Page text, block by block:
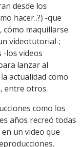
desde los
hacer..?) -que
cómo maquillarse
videotutorial-;
-los videos
lanzar al
actualidad como
entre otros.
como los
años recreó todas
un video que